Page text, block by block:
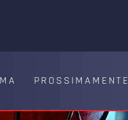
PROSSIMAMENTE